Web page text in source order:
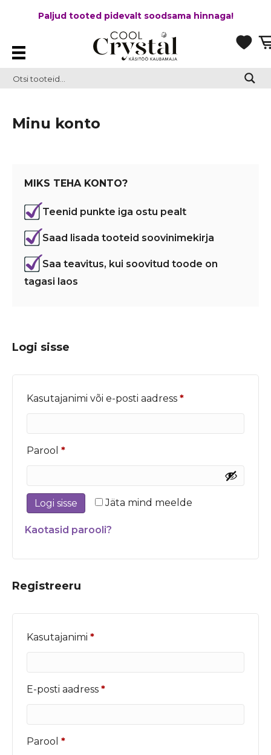
Paljud tooted pidevalt soodsama hinnaga!
Minu konto
MIKS TEHA KONTO?
Teenid punkte iga ostu pealt
Saad lisada tooteid soovinimekirja
Saa teavitus, kui soovitud toode on
tagasi laos
Logi sisse
Kasutajanimi või e-posti aadress *Nõutud
Parool *Nõutud
Jäta mind meelde
Logi sisse
Kaotasid parooli?
Registreeru
Kasutajanimi *Nõutud
E-posti aadress *Nõutud
Parool *Nõutud